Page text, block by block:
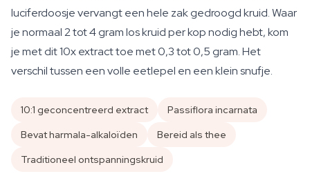
luciferdoosje vervangt een hele zak gedroogd kruid. Waar
je normaal 2 tot 4 gram los kruid per kop nodig hebt, kom
je met dit 10x extract toe met 0,3 tot 0,5 gram. Het
verschil tussen een volle eetlepel en een klein snufje.
10:1 geconcentreerd extract
Passiflora incarnata
Bevat harmala-alkaloïden
Bereid als thee
Traditioneel ontspanningskruid